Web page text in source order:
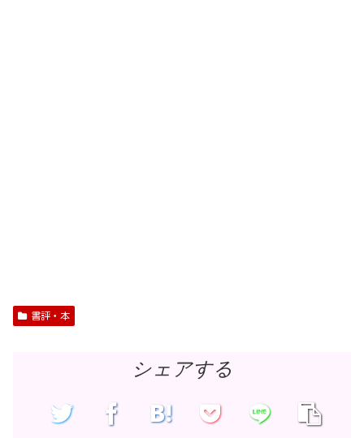
書評・本
シェアする